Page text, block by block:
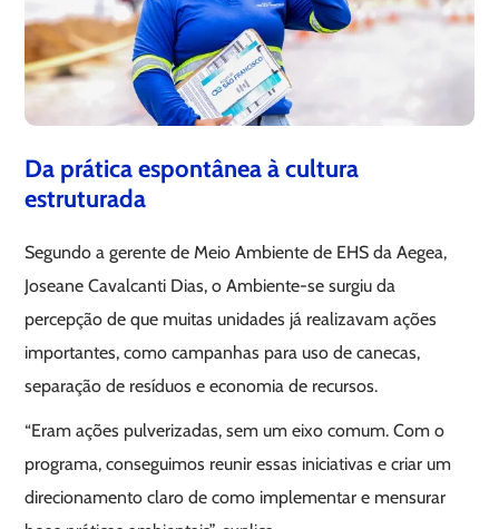
Da prática espontânea à cultura
estruturada
Segundo a gerente de Meio Ambiente de EHS da Aegea,
Joseane Cavalcanti Dias, o Ambiente-se surgiu da
percepção de que muitas unidades já realizavam ações
importantes, como campanhas para uso de canecas,
separação de resíduos e economia de recursos.
“Eram ações pulverizadas, sem um eixo comum. Com o
programa, conseguimos reunir essas iniciativas e criar um
direcionamento claro de como implementar e mensurar